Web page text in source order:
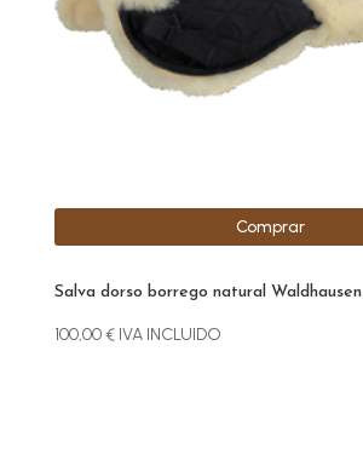
Salva dorso borrego natural Waldhausen
100,00€ IVA INCLUIDO
Comprar